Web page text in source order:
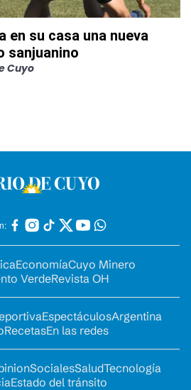
en su casa una nueva
sanjuanino
Cuyo
EconomíaCuyo Minero
VerdeRevista OH
EspectáculosArgentina
RecetasEn las redes
SocialesSaludTecnología
Estado del tránsito